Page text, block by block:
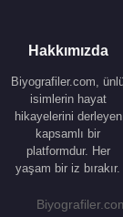
Hakkımızda
Biyografiler.com,
isimlerin hayat
hikayelerini derleyen
kapsamlı bir
platformdur. Her
yaşam bir iz bırakır.